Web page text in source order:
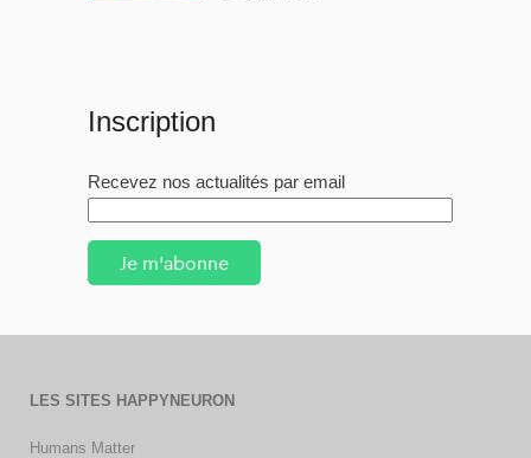
Inscription
Recevez nos actualités par email
Je m'abonne
LES SITES HAPPYNEURON
Humans Matter